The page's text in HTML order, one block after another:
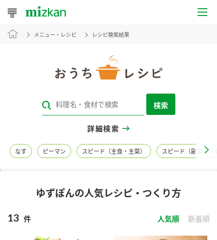
おうちレシピ
レシピカテゴリ一覧
レシピ名特集
商品情報
商品カテゴリ
メニュー・レシピ レシピ検索結果
検索
詳細検索
なす ピーマン スピード（主食・主菜） スピード（副菜・つ
ゆずぽんの人気レシピ・つくり方
13 件 人気順 新着順